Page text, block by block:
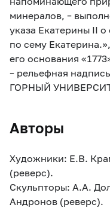
минералов, –
указа Екатерины II
по сему
его основания
– рельефная
ГОРНЫЙ
Авторы
Художники: Е.В.
(реверс).
Скульпторы: А.А.
Андронов (реверс).